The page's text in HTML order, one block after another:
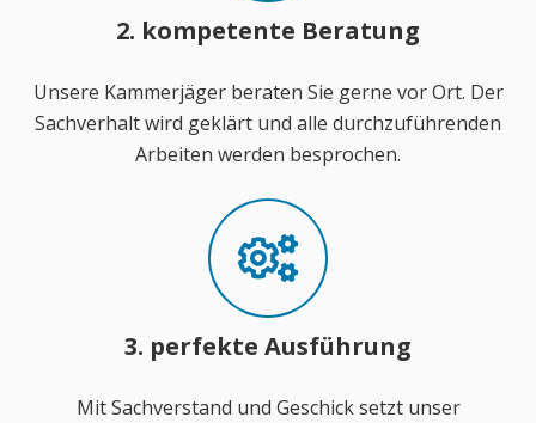
2. kompetente Beratung
Unsere Kammerjäger beraten Sie gerne vor Ort. Der
Sachverhalt wird geklärt und alle durchzuführenden
Arbeiten werden besprochen.
3. perfekte Ausführung
Mit Sachverstand und Geschick setzt unser